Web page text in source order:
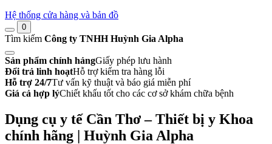
Hệ thống cửa hàng và bản đồ
0
Tìm kiếm Công ty TNHH Huỳnh Gia Alpha
Sản phẩm chính hảngGiấy phép lưu hành
Đổi trả linh hoạtHỗ trợ kiểm tra hàng lỗi
Hỗ trợ 24/7Tư vấn kỹ thuật và báo giá miễn phí
Giá cả hợp lýChiết khấu tốt cho các cơ sở khám chữa bệnh
Dụng cụ y tế Cần Thơ – Thiết bị y Khoa
chính hãng | Huỳnh Gia Alpha